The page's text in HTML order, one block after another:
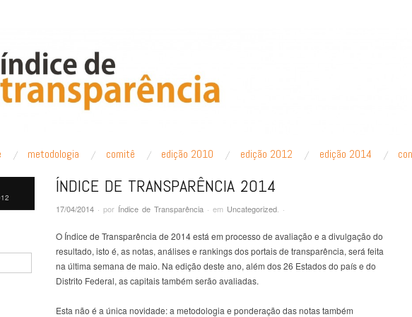
metodologia comitê edição 2010 edição 2012 edição 2014
ÍNDICE DE TRANSPARÊNCIA 2014
17/04/2014 · por Índice de Transparência · em Uncategorized ·
O Índice de Transparência de 2014 está em processo de avaliação e a divulgação do
resultado, isto é, as notas, análises e rankings dos portais de transparência, será feita
na última semana de maio. Na edição deste ano, além dos 26 Estados do país e do
Distrito Federal, as capitais também serão avaliadas.
Esta não é a única novidade: a metodologia e ponderação das notas também